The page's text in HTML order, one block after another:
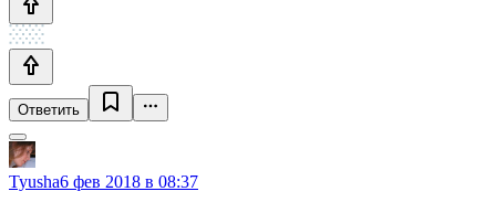
Ответить
Tyusha6 фев 2018 в 08:37